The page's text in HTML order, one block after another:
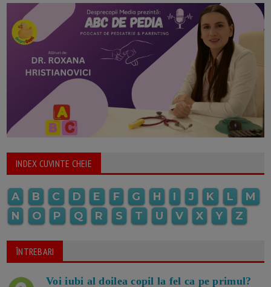
INDEX CUVINTE CHEIE
A B C D E F G H I J K L
M
N
O P Q R S T U V X Y Z
ÎNTREBARI
Voi iubi al doilea copil la fel ca pe primul?